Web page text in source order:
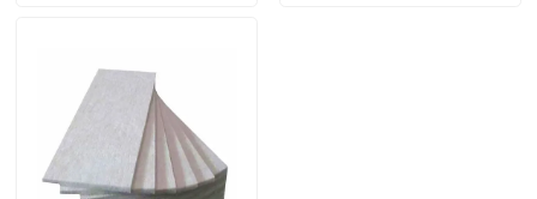
painel sanduíche EPS
Placa de lãs de rocha